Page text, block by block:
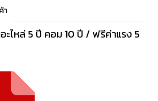
า
ะไหล่ 5 ปี คอม 10 ปี / ฟรีค่าแรง 5